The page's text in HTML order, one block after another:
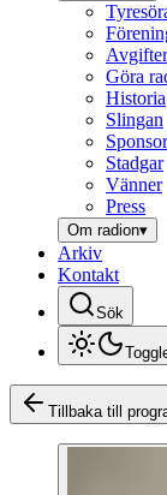
Avgifter
Göra
Historia
Slingan
Stadgar
Vänner
Press
Om radion▾
Arkiv
Kontakt
Sök
Tillbaka till